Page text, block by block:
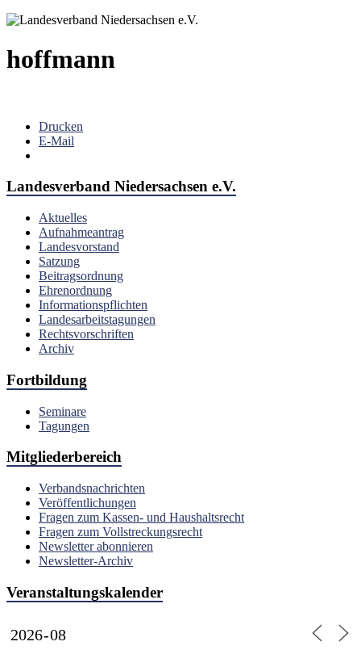
hoffmann
Drucken
E-Mail
Landesverband Niedersachsen e.V.
Aktuelles
Aufnahmeantrag
Landesvorstand
Satzung
Beitragsordnung
Ehrenordnung
Informationspflichten
Landesarbeitstagungen
Rechtsvorschriften
Archiv
Fortbildung
Seminare
Tagungen
Mitgliederbereich
Verbandsnachrichten
Veröffentlichungen
Fragen zum Kassen- und Haushaltsrecht
Fragen zum Vollstreckungsrecht
Newsletter abonnieren
Newsletter-Archiv
Veranstaltungskalender